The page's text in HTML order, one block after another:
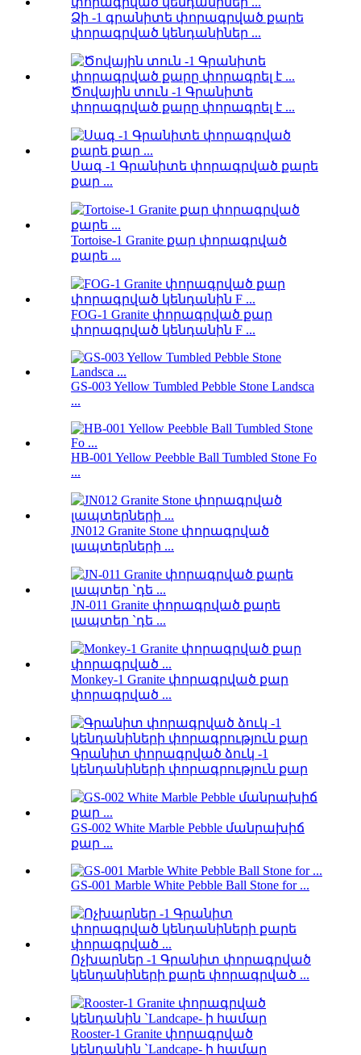
Ձի -1 գրանիտե փորագրված քարե
փորագրված կենդանիներ ...
Ծովային տուն -1 Գրանիտե
փորագրված քարը փորագրել է ...
Սագ -1 Գրանիտե փորագրված քարե
քար ...
Tortoise-1 Granite քար փորագրված
քարե ...
FOG-1 Granite փորագրված քար
փորագրված կենդանին F ...
GS-003 Yellow Tumbled Pebble Stone Landsca
...
HB-001 Yellow Peebble Ball Tumbled Stone Fo
...
JN012 Granite Stone փորագրված
լապտերների ...
JN-011 Granite փորագրված քարե
լապտեր `դե ...
Monkey-1 Granite փորագրված քար
փորագրված ...
Գրանիտ փորագրված ձուկ -1
կենդանիների փորագրություն քար
GS-002 White Marble Pebble մանրախիճ
քար ...
GS-001 Marble White Pebble Ball Stone for ...
Ոչխարներ -1 Գրանիտ փորագրված
կենդանիների քարե փորագրված ...
Rooster-1 Granite փորագրված
կենդանին `Landcape- ի համար